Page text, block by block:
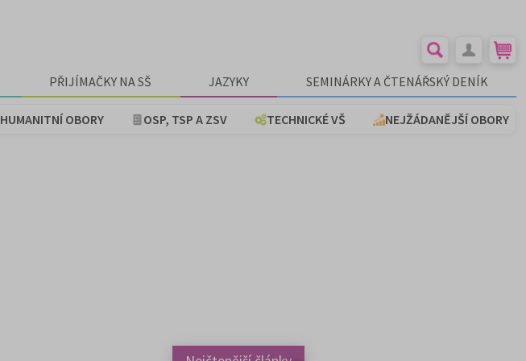
PŘIJÍMAČKY NA SŠ JAZYKY SEMINÁRKY A ČTENÁŘSKÝ DENÍK
HUMANITNÍ OBORY OSP, TSP A ZSV TECHNICKÉ VŠ NEJŽÁDANĚJŠÍ OBORY